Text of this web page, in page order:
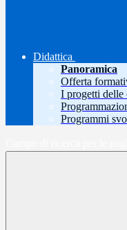
Didattica
Panoramica
Offerta
I progetti delle
Programmi